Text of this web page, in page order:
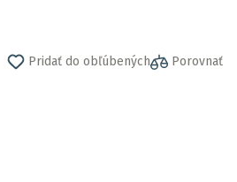
Pridať do obľúbených Porovnať